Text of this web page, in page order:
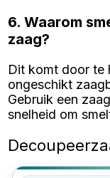
6. Waarom
zaag?
Dit komt door te
ongeschikt
Gebruik een
snelheid om